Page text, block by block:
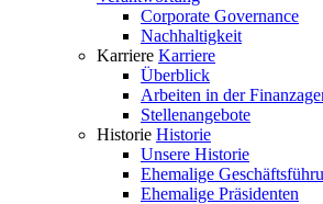
Corporate Governance
Nachhaltigkeit
Karriere Karriere
Überblick
Arbeiten in der
Stellenangebote
Historie Historie
Unsere Historie
Ehemalige
Ehemalige Präsidenten